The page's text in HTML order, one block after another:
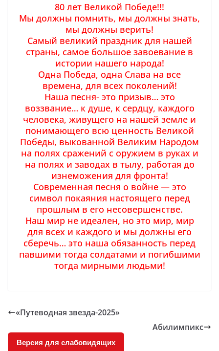
80 лет Великой Победе!!!
Мы должны помнить, мы должны знать,
мы должны верить!
Самый великий праздник для нашей
страны, самое большое завоевание в
истории нашего народа!
Одна Победа, одна Слава на все
времена, для всех поколений!
Наша песня- это призыв… это
воззвание… к душе, к сердцу, каждого
человека, живущего на нашей земле и
понимающего всю ценность Великой
Победы, выкованной Великим Народом
на полях сражений с оружием в руках и
на полях и заводах в тылу, работая до
изнеможения для фронта!
Современная песня о войне — это
символ покаяния настоящего перед
прошлым в его несовершенстве.
Наш мир не идеален, но это мир, мир
для всех и каждого и мы должны его
сберечь… это наша обязанность перед
павшими тогда солдатами и погибшими
тогда мирными людьми!
«Путеводная звезда-2025»
Абилимпикс
Версия для слабовидящих